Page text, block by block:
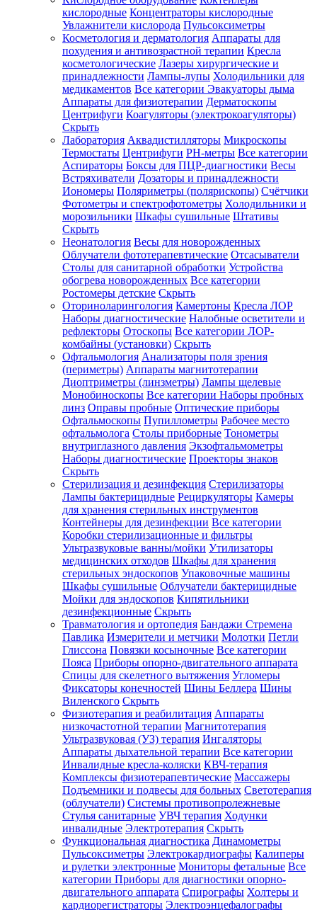
Зарегистрироваться
Зачем
регистрироваться?
Все
покупки
одном
месте
Личный
менеджер
Отслеживание
статуса
заказа
кислородные Концентраторы кислородные
Увлажнители кислорода Пульсоксиметры
Косметология и дерматология Аппараты для
похудения и антивозрастной терапии Кресла
косметологические Лазеры хирургические и
принадлежности Лампы-лупы Холодильники для
медикаментов Все категории Эвакуаторы дыма
Аппараты для физиотерапии Дерматоскопы
Центрифуги Коагуляторы (электрокоагуляторы)
Скрыть
Лаборатория Аквадистилляторы Микроскопы
Термостаты Центрифуги PH-метры Все категории
Аспираторы Боксы для ПЦР-диагностики Весы
Встряхиватели Дозаторы и принадлежности
Иономеры Поляриметры (полярископы) Счётчики
Фотометры и спектрофотометры Холодильники и
морозильники Шкафы сушильные Штативы
Скрыть
Неонатология Весы для новорожденных
Облучатели фототерапевтические Отсасыватели
Столы для санитарной обработки Устройства
обогрева новорожденных Все категории
Ростомеры детские Скрыть
Оториноларингология Камертоны Кресла ЛОР
Наборы диагностические Налобные осветители и
рефлекторы Отоскопы Все категории ЛОР-
комбайны (установки) Скрыть
Офтальмология Анализаторы поля зрения
(периметры) Аппараты магнитотерапии
Диоптриметры (линзметры) Лампы щелевые
Монобиноскопы Все категории Наборы пробных
линз Оправы пробные Оптические приборы
Офтальмоскопы Пупиллометры Рабочее место
офтальмолога Столы приборные Тонометры
внутриглазного давления Экзофтальмометры
Наборы диагностические Проекторы знаков
Скрыть
Стерилизация и дезинфекция Стерилизаторы
Лампы бактерицидные Рециркуляторы Камеры
для хранения стерильных инструментов
Контейнеры для дезинфекции Все категории
Коробки стерилизационные и фильтры
Ультразвуковые ванны/мойки Утилизаторы
медицинских отходов Шкафы для хранения
стерильных эндоскопов Упаковочные машины
Шкафы сушильные Облучатели бактерицидные
Мойки для эндоскопов Кипятильники
дезинфекционные Скрыть
Травматология и ортопедия Бандажи Стремена
Павлика Измерители и метчики Молотки Петли
Глиссона Повязки косыночные Все категории
Пояса Приборы опорно-двигательного аппарата
Спицы для скелетного вытяжения Угломеры
Фиксаторы конечностей Шины Беллера Шины
Виленского Скрыть
Физиотерапия и реабилитация Аппараты
низкочастотной терапии Магнитотерапия
Ультразвуковая (УЗ) терапия Ингаляторы
Аппараты дыхательной терапии Все категории
Инвалидные кресла-коляски КВЧ-терапия
Комплексы физиотерапевтические Массажеры
Подъемники и подвесы для больных Светотерапия
(облучатели) Системы противопролежневые
Стулья санитарные УВЧ терапия Ходунки
инвалидные Электротерапия Скрыть
Функциональная диагностика Динамометры
Пульсоксиметры Электрокардиографы Калиперы
и рулетки электронные Мониторы фетальные Все
категории Приборы для диагностики опорно-
двигательного аппарата Спирографы Холтеры и
кардиорегистраторы Электроэнцефалографы